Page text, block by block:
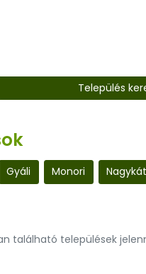
Település
Gyáli Monori
található települések